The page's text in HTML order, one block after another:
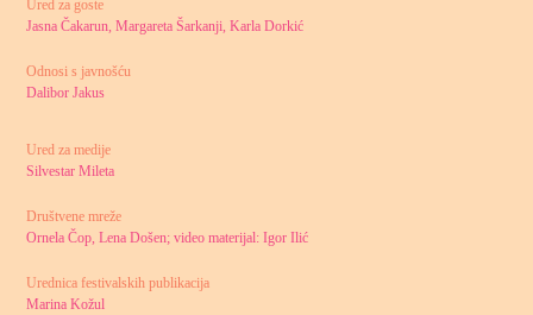
Ured za goste
Jasna Čakarun, Margareta Šarkanji, Karla Dorkić
Odnosi s javnošću
Dalibor Jakus
Ured za medije
Silvestar Mileta
Društvene mreže
Ornela Čop, Lena Došen; video materijal: Igor Ilić
Urednica festivalskih publikacija
Marina Kožul